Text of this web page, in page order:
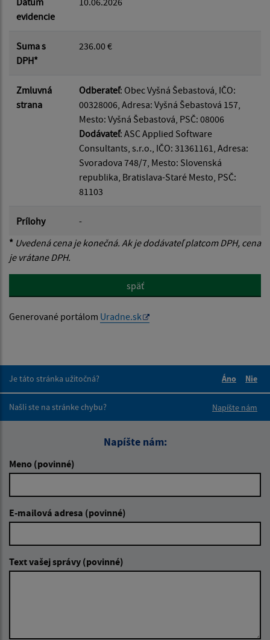
evidencie
Suma s
DPH*
236.00 €
Zmluvná
strana
Odberateľ: Obec Vyšná Šebastová, IČO:
00328006, Adresa: Vyšná Šebastová 157,
Mesto: Vyšná Šebastová, PSČ: 08006
Dodávateľ: ASC Applied Software
Consultants, s.r.o., IČO: 31361161, Adresa:
Svoradova 748/7, Mesto: Slovenská
republika, Bratislava-Staré Mesto, PSČ:
81103
Prílohy
-
* Uvedená cena je konečná. Ak je dodávateľ platcom DPH, cena
je vrátane DPH.
späť
Generované portálom Uradne.sk
Je táto stránka užitočná?
Áno
Nie
Našli ste na stránke chybu?
Napíšte nám
Napíšte nám:
Meno (povinné)
E-mailová adresa (povinné)
Text vašej správy (povinné)